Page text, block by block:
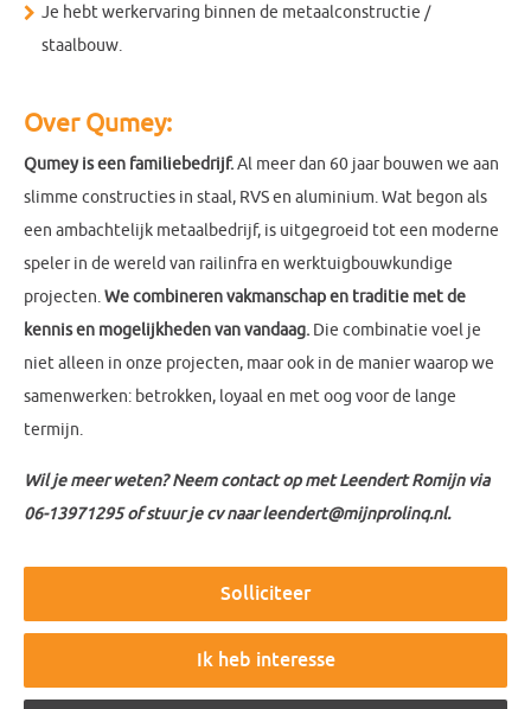
Je hebt werkervaring binnen de metaalconstructie /
staalbouw.
Over Qumey:
Qumey is een familiebedrijf.Al meer dan 60 jaar bouwen we aan
slimme constructies in staal, RVS en aluminium. Wat begon als
een ambachtelijk metaalbedrijf, is uitgegroeid tot een moderne
speler in de wereld van railinfra en werktuigbouwkundige
projecten.We combineren vakmanschap en traditie met de
kennis en mogelijkheden van vandaag. Die combinatie voel je
niet alleen in onze projecten, maar ook in de manier waarop we
samenwerken: betrokken, loyaal en met oog voor de lange
termijn.
Wil je meer weten? Neem contact op met Leendert Romijn via
06-13971295 of stuur je cv naar leendert@mijnprolinq.nl.
Ik heb interesse